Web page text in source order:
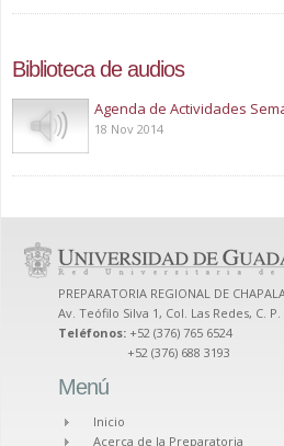
Biblioteca de audios
Play
Agenda de Actividades
18 Nov 2014
PREPARATORIA REGIONAL DE
Av. Teófilo Silva 1, Col. Las Redes, C.
Teléfonos: +52 (376) 765 6524
+52 (376) 688 3193
Menú
Inicio
Acerca de la Preparatoria